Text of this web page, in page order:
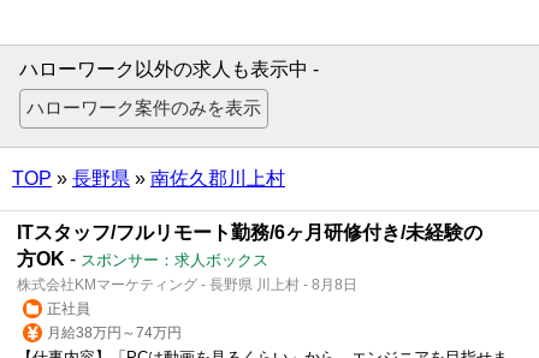
ハローワーク以外の求人も表示中 -
TOP » 長野県 » 南佐久郡川上村
ITスタッフ/フルリモート勤務/6ヶ月研修付き/未経験の
方OK - スポンサー：求人ボックス
株式会社KMマーケティング - 長野県 川上村 - 8月8日
正社員
月給38万円～74万円